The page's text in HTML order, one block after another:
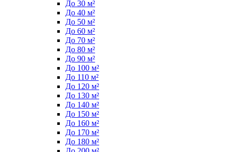
До 30 м²
До 40 м²
До 50 м²
До 60 м²
До 70 м²
До 80 м²
До 90 м²
До 100 м²
До 110 м²
До 120 м²
До 130 м²
До 140 м²
До 150 м²
До 160 м²
До 170 м²
До 180 м²